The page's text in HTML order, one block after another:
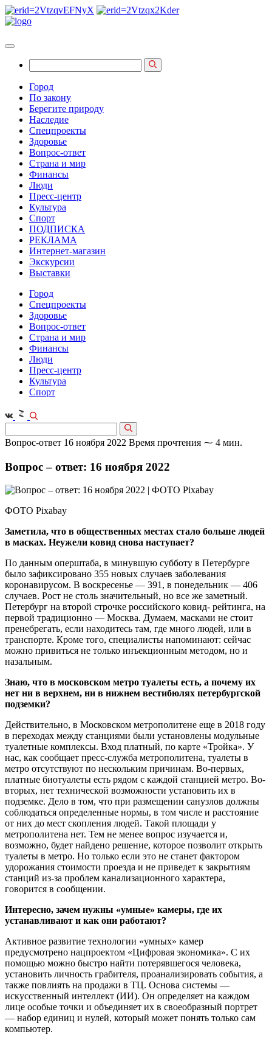
Город
По закону
Берегите природу
Наследие
Спецпроекты
Здоровье
Вопрос-ответ
Страна и мир
Финансы
Люди
Пресс-центр
Культура
Спорт
ПОДПИСКА
РЕКЛАМА
Интернет-магазин
Экскурсии
Выставки
Город
Спецпроекты
Здоровье
Вопрос-ответ
Страна и мир
Финансы
Люди
Пресс-центр
Культура
Спорт
Вопрос-ответ 16 ноября 2022 Время прочтения ⁓ 4 мин.
Вопрос – ответ: 16 ноября 2022
ФОТО Pixabay
Заметила, что в общественных местах стало больше людей
в масках. Неужели ковид снова наступает?
По данным оперштаба, в минувшую субботу в Петербурге
было зафиксировано 355 новых случаев заболевания
коронавирусом. В воскресенье — 391, в понедельник — 406
случаев. Рост не столь значительный, но все же заметный.
Петербург на второй строчке российского ковид- рейтинга, на
первой традиционно — Москва. Думаем, масками не стоит
пренебрегать, если находитесь там, где много людей, или в
транспорте. Кроме того, специалисты напоминают: сейчас
можно привиться не только инъекционным методом, но и
назальным.
Знаю, что в московском метро туалеты есть, а почему их
нет ни в верхнем, ни в нижнем вестибюлях петербургской
подземки?
Действительно, в Московском метрополитене еще в 2018 году
в переходах между станциями были установлены модульные
туалетные комплексы. Вход платный, по карте «Тройка». У
нас, как сообщает пресс-служба метрополитена, туалеты в
метро отсутствуют по нескольким причинам. Во-первых,
платные биотуалеты есть рядом с каждой станцией метро. Во-
вторых, нет технической возможности установить их в
подземке. Дело в том, что при размещении санузлов должны
соблюдаться определенные нормы, в том числе и расстояние
от них до мест скопления людей. Такой площади у
метрополитена нет. Тем не менее вопрос изучается и,
возможно, будет найдено решение, которое позволит открыть
туалеты в метро. Но только если это не станет фактором
удорожания стоимости проезда и не приведет к закрытиям
станций из‑за проблем канализационного характера,
говорится в сообщении.
Интересно, зачем нужны «умные» камеры, где их
устанавливают и как они работают?
Активное развитие технологии «умных» камер
предусмотрено нацпроектом «Цифровая экономика». С их
помощью можно быстро найти потерявшегося человека,
установить личность грабителя, проанализировать события, а
также повлиять на продажи в ТЦ. Основа системы —
искусственный интеллект (ИИ). Он определяет на каждом
лице особые точки и объединяет их в своеобразный портрет
— набор единиц и нулей, который может понять только сам
компьютер.